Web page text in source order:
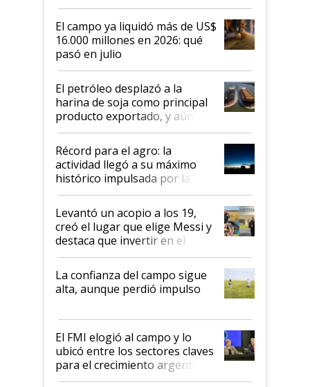
El campo ya liquidó más de US$
16.000 millones en 2026: qué
pasó en julio
El petróleo desplazó a la
harina de soja como principal
producto exportado, y aún así
el agro aportó casi seis de cada
diez dólares y sostuvo el
liderazgo en un semestre
récord
Récord para el agro: la
actividad llegó a su máximo
histórico impulsada por la
cosecha y las exportaciones
Levantó un acopio a los 19,
creó el lugar que elige Messi y
destaca que invertir en el
kirchnerismo era como "darle
plata a un hijo para droga":
Juan Félix Rossetti, el libertario
que de una dura crisis salió
de Milei
La confianza del campo sigue
alta, aunque perdió impulso
El FMI elogió al campo y lo
ubicó entre los sectores claves
para el crecimiento argentino